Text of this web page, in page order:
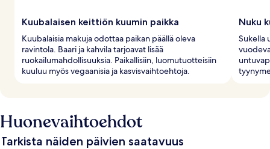
Kuubalaisen keittiön kuumin paikka
Kuubalaisia makuja odottaa paikan päällä oleva
ravintola. Baari ja kahvila tarjoavat lisää
ruokailumahdollisuuksia. Paikallisiin, luomutuotteisiin
kuuluu myös vegaanisia ja kasvisvaihtoehtoja.
Nuku
Sukella
Huonevaihtoehdot
Tarkista näiden päivien saatavuus